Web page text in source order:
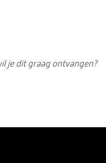
je dit graag ontvangen?